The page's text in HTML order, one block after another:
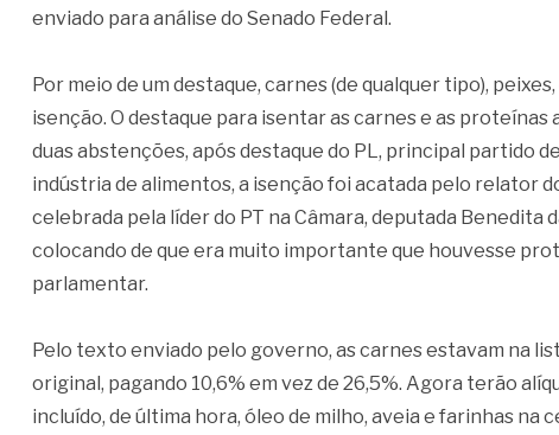
enviado para análise do Senado Federal.
Por meio de um destaque, carnes (de qualquer tipo),
isenção. O destaque para isentar as carnes e as
duas abstenções, após destaque do PL, principal partido
indústria de alimentos, a isenção foi acatada pelo relator
celebrada pela líder do PT na Câmara, deputada Benedita
colocando de que era muito importante que houvesse
parlamentar.
Pelo texto enviado pelo governo, as carnes estavam na
original, pagando 10,6% em vez de 26,5%. Agora terão
incluído, de última hora, óleo de milho, aveia e farinhas na